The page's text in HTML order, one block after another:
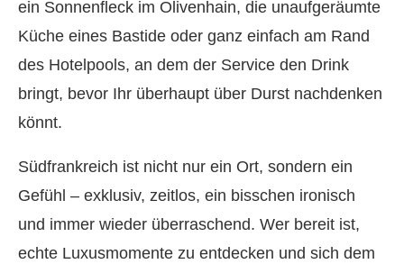
ein Sonnenfleck im Olivenhain, die unaufgeräumte
Küche eines Bastide oder ganz einfach am Rand
des Hotelpools, an dem der Service den Drink
bringt, bevor Ihr überhaupt über Durst nachdenken
könnt.
Südfrankreich ist nicht nur ein Ort, sondern ein
Gefühl – exklusiv, zeitlos, ein bisschen ironisch
und immer wieder überraschend. Wer bereit ist,
echte Luxusmomente zu entdecken und sich dem